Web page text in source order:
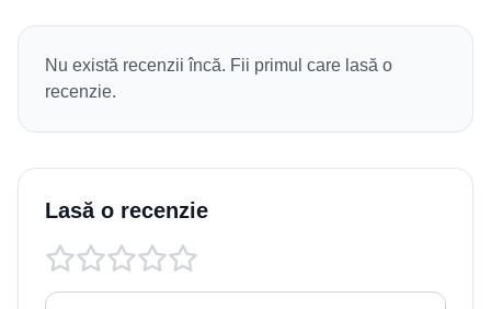
Nu există recenzii încă. Fii primul care lasă o
recenzie.
Lasă o recenzie